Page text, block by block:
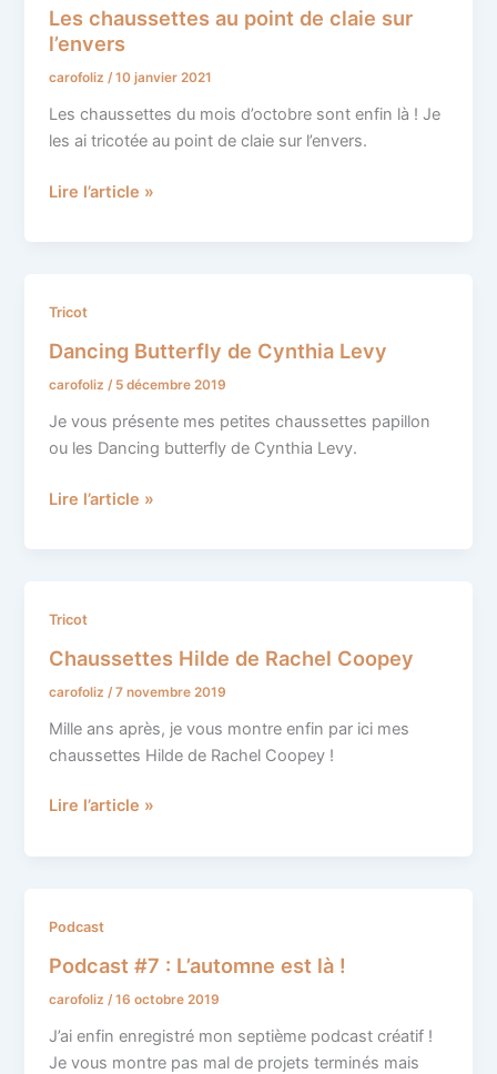
Les chaussettes au point de claie sur
l’envers
carofoliz/10 janvier 2021
Les chaussettes du mois d’octobre sont enfin là ! Je
les ai tricotée au point de claie sur l’envers.
au
point
de
claie
sur
Lire l’article »
Tricot
Dancing Butterfly de Cynthia Levy
carofoliz/ 5 décembre 2019
Je vous présente mes petites chaussettes papillon
ou les Dancing butterfly de Cynthia Levy.
Dancing
de
Cynthia
Levy
Lire l’article »
Tricot
Chaussettes Hilde de Rachel Coopey
carofoliz /7 novembre 2019
Mille ans après, je vous montre enfin par ici mes
chaussettes Hilde de Rachel Coopey !
Chaussettes
de
Rachel
Coopey
Lire l’article »
Podcast
Podcast #7 : L’automne est là !
carofoliz /16 octobre 2019
J’ai enfin enregistré mon septième podcast créatif !
Je vous montre pas mal de projets terminés mais
Podcast
:
L’automne
est
là